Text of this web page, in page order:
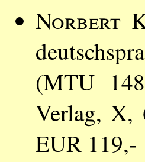
Norbert
(MTU
Verlag, X,
EUR 119,-